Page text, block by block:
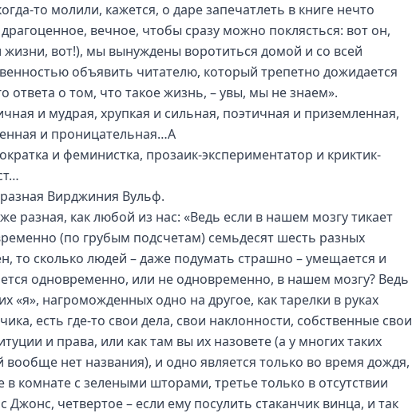
то молили, кажется, о даре запечатлеть в книге нечто
вечное, чтобы сразу можно поклясться: вот он,
жизни, вот!), мы вынуждены воротиться домой и со всей
объявить читателю, который трепетно дожидается
ответа о том, что такое жизнь, – увы, мы не знаем».
и мудрая, хрупкая и сильная, поэтичная и приземленная,
и проницательная…А
и феминистка, прозаик-экспериментатор и криктик-
Вирджиния Вульф.
разная, как любой из нас: «Ведь если в нашем мозгу тикает
(по грубым подсчетам) семьдесят шесть разных
то сколько людей – даже подумать страшно – умещается и
одновременно, или не одновременно, в нашем мозгу? Ведь
«я», нагроможденных одно на другое, как тарелки в руках
есть где-то свои дела, свои наклонности, собственные свои
и права, или как там вы их назовете (а у многих таких
вообще нет названия), и одно является только во время дождя,
в комнате с зелеными шторами, третье только в отсутствии
Джонс, четвертое – если ему посулить стаканчик винца, и так